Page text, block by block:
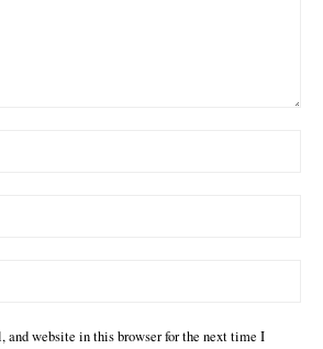
and website in this browser for the next time I